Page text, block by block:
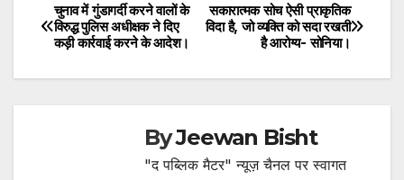
Post
navigation
सकारात्मक सोच ऐसी प्राकृतिक
विदा है, जो व्यक्ति को सदा रखती
है आरोग्य- सोनिया।
चुनाव में गुंडागर्दी करने वालों के
विरुद्ध पुलिस अधीक्षक ने दिए
कड़ी कार्रवाई करने के आदेश।
ByJeewan Bisht
"द पब्लिक मैटर" न्यूज़ चैनल पर स्वागत